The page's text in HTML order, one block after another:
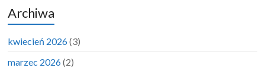
Archiwa
kwiecień 2026(3)
marzec 2026(2)